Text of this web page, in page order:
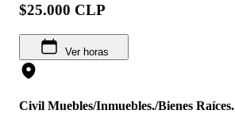
$25.000 CLP
Ver horas
Civil Muebles/Inmuebles./Bienes Raíces.